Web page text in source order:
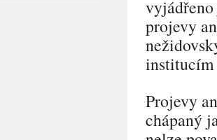
projevy
institucím
Projevy
chápaný